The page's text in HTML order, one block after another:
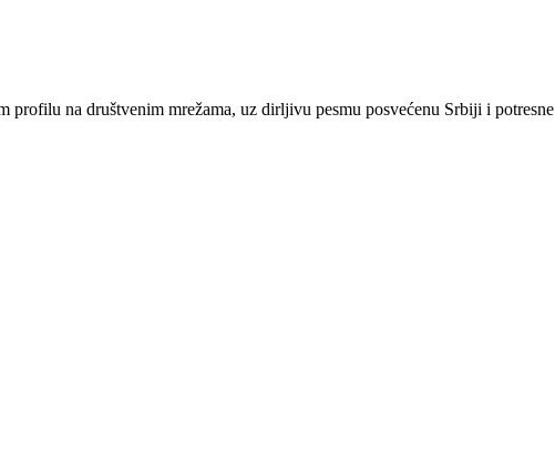
profilu na društvenim mrežama, uz dirljivu pesmu posvećenu Srbiji i potresne